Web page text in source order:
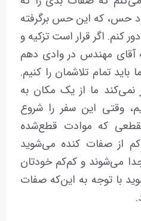
حس، که این حس برگرفته
کنم. اگر قرار است تزکیه و
مهندس در وادی دهم
تمام تلاشمان را کنیم.
ما از یک مکان به
وقتی این سفر را شروع
که موادت قطع‌شده
از صفات کنده می‌شوید
می‌شوند و کم‌کم خودتان
با توجه به این‌که صفات